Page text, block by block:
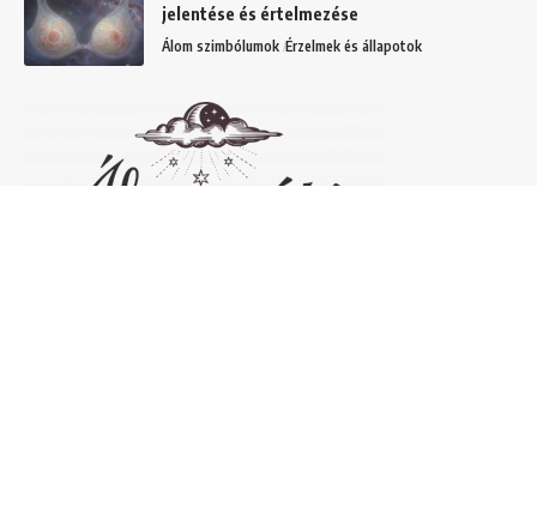
jelentése és értelmezése
Álom szimbólumok Érzelmek és állapotok